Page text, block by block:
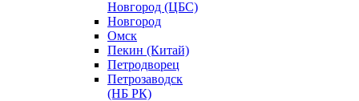
Новгород (ЦБС)
Новгород
Омск
Пекин (Китай)
Петродворец
Петрозаводск
(НБ РК)